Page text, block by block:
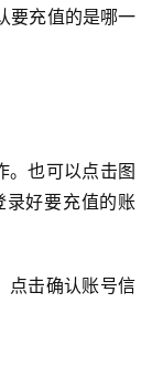
要充值的是哪一
。也可以点击图
录好要充值的账
点击确认账号信